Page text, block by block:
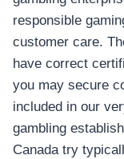
responsible
customer care.
have correct
you may secure
included in our
gambling
Canada try